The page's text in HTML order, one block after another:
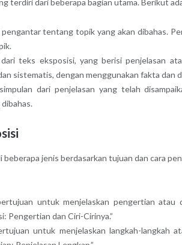
pengantar tentang topik yang akan dibahas.
teks eksposisi, yang berisi penjelasan
sistematis, dengan menggunakan fakta dan
dari penjelasan yang telah
jenis berdasarkan tujuan dan cara
untuk menjelaskan pengertian atau
Pengertian dan Ciri-Cirinya.”
untuk menjelaskan langkah-langkah